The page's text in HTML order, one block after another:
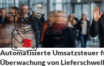
Taxdoo
21. Januar 2020
Automatisierte Umsatzsteuer
Überwachung von